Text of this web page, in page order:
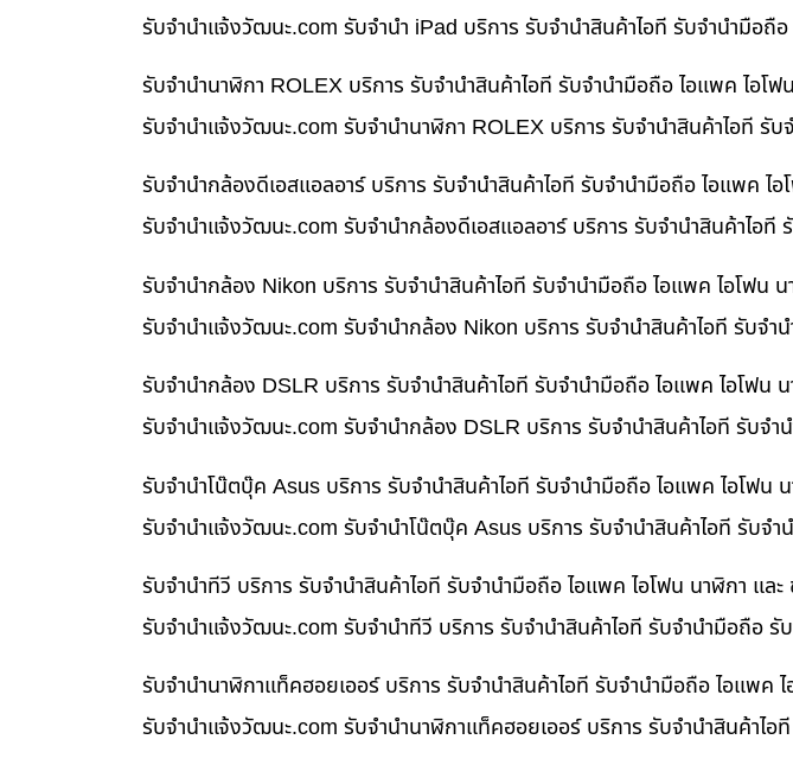
รับจํานําแจ้งวัฒนะ.com รับจำนำ iPad บริการ รับจำนำสินค้าไอที รับจำนำมือ
รับจำนำนาฬิกา ROLEX บริการ รับจำนำสินค้าไอที รับจำนำมือถือ ไอแพค ไอโ
รับจํานําแจ้งวัฒนะ.com รับจำนำนาฬิกา ROLEX บริการ รับจำนำสินค้าไอที รั
รับจำนำกล้องดีเอสแอลอาร์ บริการ รับจำนำสินค้าไอที รับจำนำมือถือ ไอแพค ไ
รับจํานําแจ้งวัฒนะ.com รับจำนำกล้องดีเอสแอลอาร์ บริการ รับจำนำสินค้าไอ
รับจำนำกล้อง Nikon บริการ รับจำนำสินค้าไอที รับจำนำมือถือ ไอแพค ไอโฟน
รับจํานําแจ้งวัฒนะ.com รับจำนำกล้อง Nikon บริการ รับจำนำสินค้าไอที รับจ
รับจำนำกล้อง DSLR บริการ รับจำนำสินค้าไอที รับจำนำมือถือ ไอแพค ไอโฟน
รับจํานําแจ้งวัฒนะ.com รับจำนำกล้อง DSLR บริการ รับจำนำสินค้าไอที รับจ
รับจำนำโน๊ตบุ๊ค Asus บริการ รับจำนำสินค้าไอที รับจำนำมือถือ ไอแพค ไอโฟน
รับจํานําแจ้งวัฒนะ.com รับจำนำโน๊ตบุ๊ค Asus บริการ รับจำนำสินค้าไอที รับจ
รับจำนำทีวี บริการ รับจำนำสินค้าไอที รับจำนำมือถือ ไอแพค ไอโฟน นาฬิกา แล
รับจํานําแจ้งวัฒนะ.com รับจำนำทีวี บริการ รับจำนำสินค้าไอที รับจำนำมือถือ
รับจำนำนาฬิกาแท็คฮอยเออร์ บริการ รับจำนำสินค้าไอที รับจำนำมือถือ ไอแพค
รับจํานําแจ้งวัฒนะ.com รับจำนำนาฬิกาแท็คฮอยเออร์ บริการ รับจำนำสินค้าไ